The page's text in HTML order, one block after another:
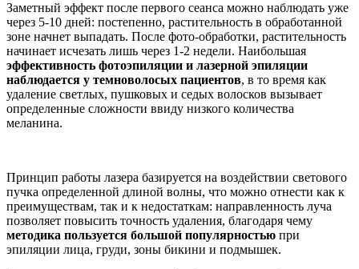
Заметный эффект после первого сеанса можно наблюдать уже
через 5-10 дней: постепенно, растительность в обработанной
зоне начнет выпадать. После фото-обработки, растительность
начинает исчезать лишь через 1-2 недели. Наибольшая
эффективность фотоэпиляции и лазерной эпиляции
наблюдается у темноволосых пациентов, в то время как
удаление светлых, пушковых и седых волосков вызывает
определенные сложности ввиду низкого количества
меланина.
Принцип работы лазера базируется на воздействии светового
пучка определенной длиной волны, что можно отнести как к
преимуществам, так и к недостаткам: направленность луча
позволяет повысить точность удаления, благодаря чему
методика пользуется большой популярностью при
эпиляции лица, груди, зоны бикини и подмышек.